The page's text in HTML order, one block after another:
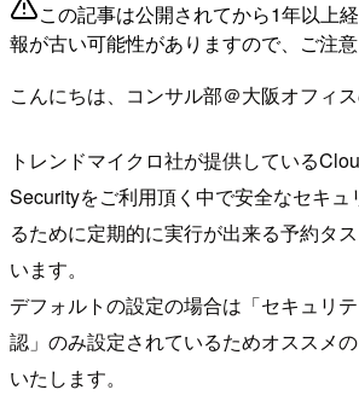
この記事は公開されてから1年以上
報が古い可能性がありますので、ご注意
こんにちは、コンサル部＠大阪オフィス
トレンドマイクロ社が提供している
Securityをご利用頂く中で安全なセキュ
るために定期的に実行が出来る予約タ
います。
デフォルトの設定の場合は「セキュリ
認」のみ設定されているためオススメ
いたします。